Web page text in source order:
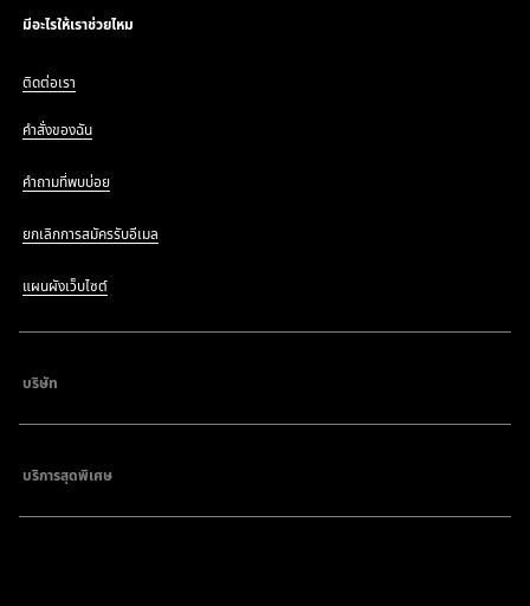
มีอะไรให้เราช่วยไหม
ติดต่อเรา
คำสั่งของฉัน
คำถามที่พบบ่อย
ยกเลิกการสมัครรับอีเมล
แผนผังเว็บไซต์
บริษัท
บริการสุดพิเศษ